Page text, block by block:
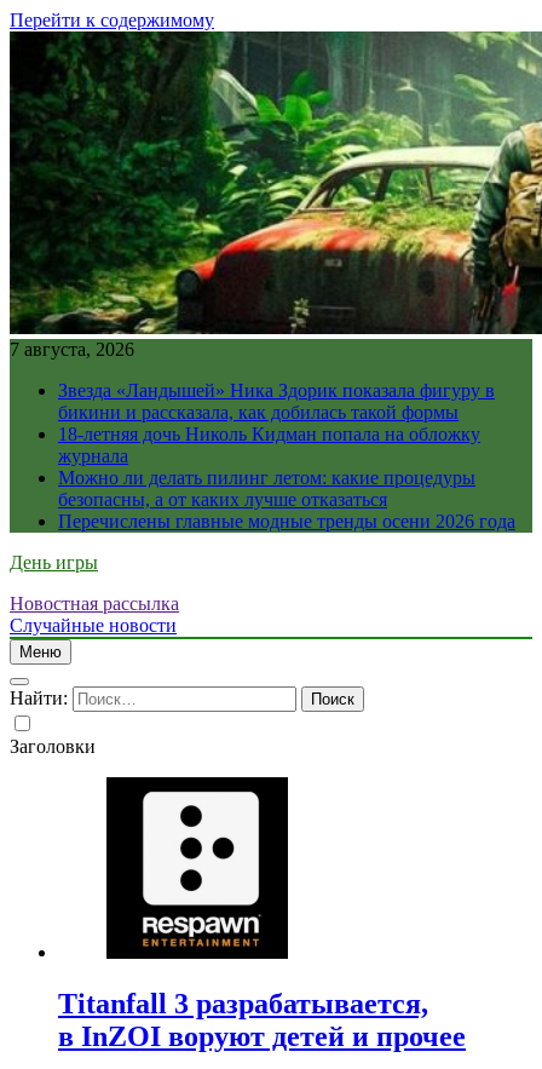
Перейти к содержимому
7 августа, 2026
Звезда «Ландышей» Ника Здорик показала фигуру в
бикини и рассказала, как добилась такой формы
18-летняя дочь Николь Кидман попала на обложку
журнала
Можно ли делать пилинг летом: какие процедуры
безопасны, а от каких лучше отказаться
Перечислены главные модные тренды осени 2026 года
День игры
Новостная рассылка
Случайные новости
Меню
Найти:
Заголовки
Titanfall 3 разрабатывается,
в InZOI воруют детей и прочее